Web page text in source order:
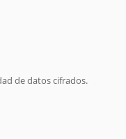
de datos cifrados.